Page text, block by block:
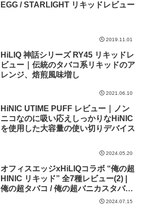
EGG / STARLIGHT リキッドレビュー
2019.11.01
HiLIQ 神話シリーズ RY45 リキッドレ
ビュー｜伝統のタバコ系リキッドのア
レンジ、焙煎風味増し
2021.06.10
HiNIC UTIME PUFF レビュー｜ノン
ニコなのに吸い応えしっかりなHiNIC
を使用した大容量の使い切りデバイス
2024.05.20
オフィスエッジxHiLIQコラボ “俺の超
HINIC リキッド” 全7種レビュー(2) |
俺の超タバコ / 俺の超バニカスタバコ
2024.07.15